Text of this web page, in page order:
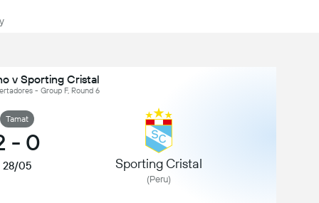
v Sporting Cristal
- Group F, Round 6
Tamat
- 0
28/05 Sporting Cristal
(Peru)